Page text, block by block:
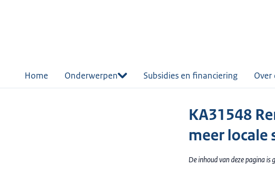
Home Onderwerpen Subsidies en financiering Over
KA31548
meer locale
De inhoud van deze pagina